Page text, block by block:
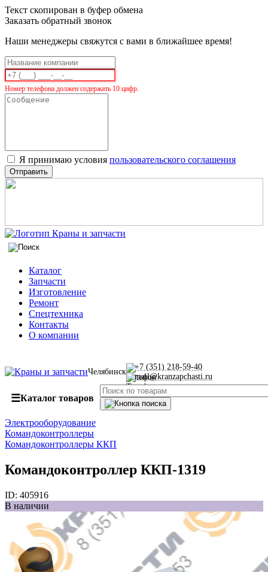
Текст скопирован в буфер обмена
Заказать обратный звонок
Наши менеджеры свяжутся с вами в ближайшее время!
Номер телефона должен содержать 10 цифр.
Я принимаю условия пользовательского соглашения
Отправить
Каталог
Запчасти
Изготовление
Ремонт
Спецтехника
Контакты
О компании
Челябинск
+7 (351) 218-59-40
mail@kranzapchasti.ru
☰Каталог товаров
Электрооборудование
Командоконтроллеры
Командоконтроллеры ККП
Командоконтроллер ККП-1319
ID: 405916
В наличии